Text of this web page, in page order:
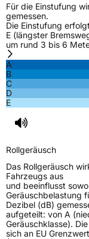
Für die Einstufung
gemessen.
Die Einstufung
E (längster
um rund 3 bis 6
A
B
C
D
E
Rollgeräusch
Das Rollgeräusch
Fahrzeugs aus
und beeinflusst
Geräuschbelastung
Dezibel (dB)
aufgeteilt: von A
Geräuschklasse).
sich an EU